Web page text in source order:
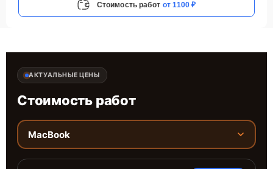
Стоимость работ от 1100 ₽
АКТУАЛЬНЫЕ ЦЕНЫ
Стоимость работ
MacBook